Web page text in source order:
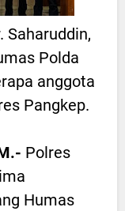
Saharuddin,
Polda
anggota
Pangkep.
Polres
Humas